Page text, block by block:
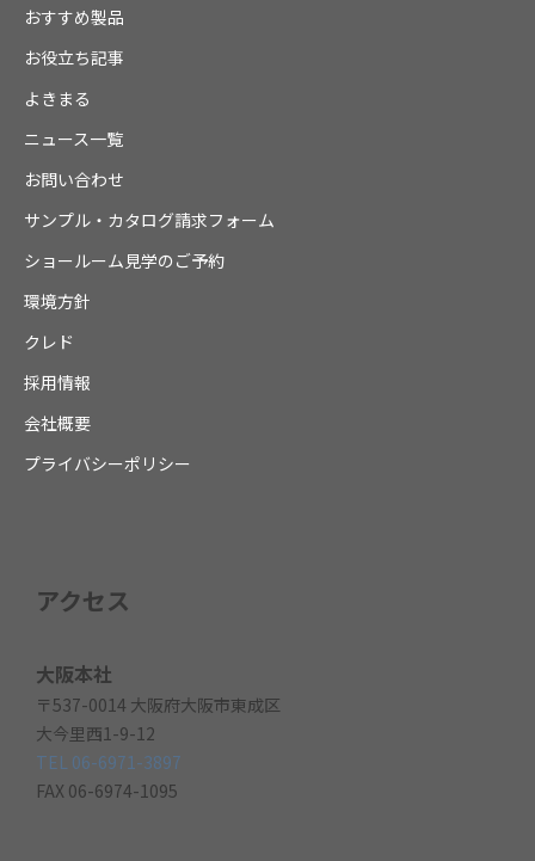
おすすめ製品
お役立ち記事
よきまる
ニュース一覧
お問い合わせ
サンプル・カタログ請求フォーム
ショールーム見学のご予約
環境方針
クレド
採用情報
会社概要
プライバシーポリシー
アクセス
大阪本社
〒537-0014 大阪府大阪市東成区
大今里西1-9-12
TEL 06-6971-3897
FAX 06-6974-1095